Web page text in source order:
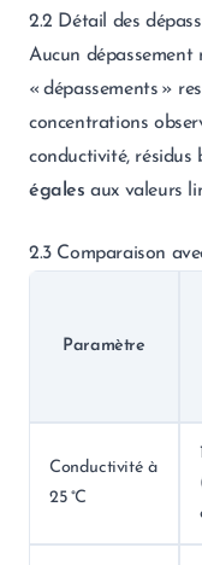
2.2 Détail des
Aucun dépassement
« dépassements »
concentrations
conductivité, résidus
égales aux valeurs
2.3 Comparaison
Paramètre
Conductivité à
25 °C